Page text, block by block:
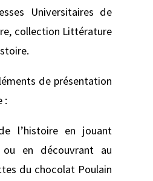
Universitaires de
collection Littérature
de présentation
:
l’histoire en jouant
ou en découvrant au
du chocolat Poulain